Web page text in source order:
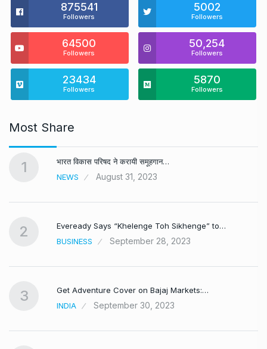
875541
Followers
5002
Followers
64500
Followers
50,254
Followers
23434
Followers
5870
Followers
Most Share
1
भारत विकास परिषद ने करायी समूहगान…
NEWS
August 31, 2023
2
Eveready Says “Khelenge Toh Sikhenge” to…
BUSINESS
September 28, 2023
3
Get Adventure Cover on Bajaj Markets:…
INDIA
September 30, 2023